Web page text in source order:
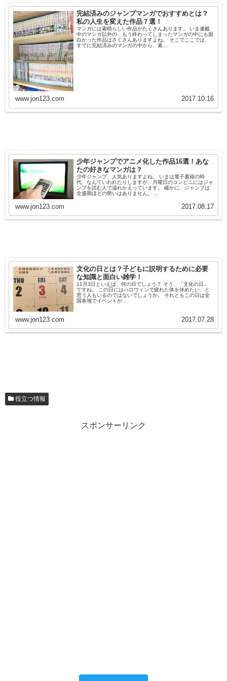
完結済みのジャンプマンガでおすすめとは？
私の人生を変えた作品７選！
マンガには素晴らしい作品がたくさんあります。 いま連載
中のマンガ以外の、もう終わってしまったマンガの中にも面
白かった作品はさくさんありますよね。 そこでここでは、
すでに完結済みのマンガの中から、素...
www.jon123.com 2017.10.16
少年ジャンプでアニメ化した作品16選！あな
たの好きなマンガは？
少年ジャンプ、人気ありますよね。 いまは電子書籍の時
代、なんていわれたりしますが、月曜日のコンビニにはジャ
ンプを読む人で溢れかえっています。 確かに、ジャンプは
全盛期ほどの勢いはありません。 ...
www.jon123.com 2017.08.17
文化の日とは？子どもに説明するために必要
な知識と面白い雑学！
11月3日といえば、何の日でしょう？ そう、「文化の日」
ですね。 この日にはハロウィンで疲れた体を休めたい、と
思う人もいるのではないでしょうか。 それともこの日は全
国各地でイベントが...
www.jon123.com 2017.07.28
役立つ情報
スポンサーリンク